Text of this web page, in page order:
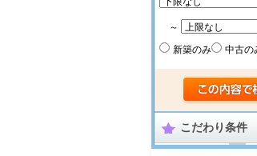
～
新築のみ
中古の
こだわり条件